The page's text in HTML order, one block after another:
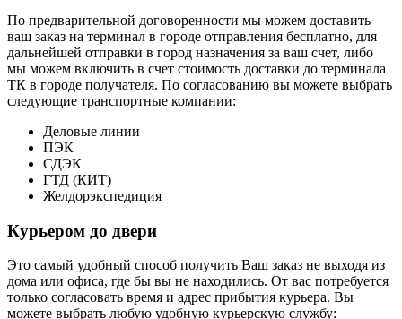
По предварительной договоренности мы можем доставить
ваш заказ на терминал в городе отправления бесплатно, для
дальнейшей отправки в город назначения за ваш счет, либо
мы можем включить в счет стоимость доставки до терминала
ТК в городе получателя. По согласованию вы можете выбрать
следующие транспортные компании:
Деловые линии
ПЭК
СДЭК
ГТД (КИТ)
Желдорэкспедиция
Курьером до двери
Это самый удобный способ получить Ваш заказ не выходя из
дома или офиса, где бы вы не находились. От вас потребуется
только согласовать время и адрес прибытия курьера. Вы
можете выбрать любую удобную курьерскую службу: